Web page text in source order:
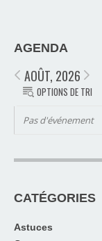
AGENDA
AOÛT, 2026
OPTIONS DE TRI
Pas d'événement
CATÉGORIES
Astuces